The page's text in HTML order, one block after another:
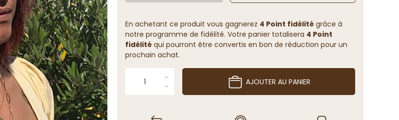
En achetant ce produit vous gagnerez 4 Point fidélitégrâce à
notre programme de fidélité. Votre panier totalisera 4 Point
fidélitéqui pourront être convertis en bon de réduction pour un
prochain achat.
AJOUTER AU PANIER